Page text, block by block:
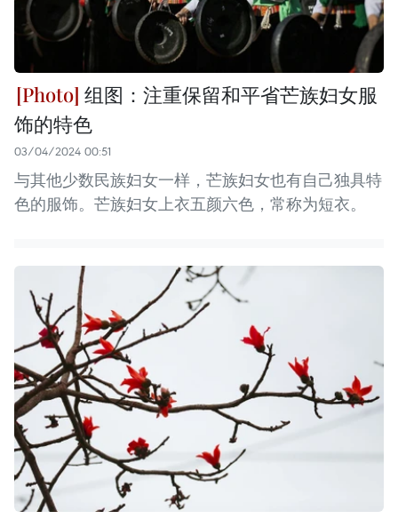
组图：注重保留和平省芒族妇女服
饰的特色
03/04/2024 00:51
与其他少数民族妇女一样，芒族妇女也有自己独具特
色的服饰。芒族妇女上衣五颜六色，常称为短衣。